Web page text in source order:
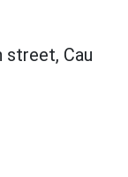
street, Cau